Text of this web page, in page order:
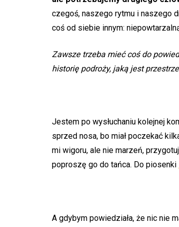
czegoś, naszego rytmu i naszego
coś od siebie innym:
Zawsze trzeba mieć coś do
historię podroży, jaką jest
Jestem po wysłuchaniu kolejnej
sprzed nosa, bo miał poczekać
mi wigoru, ale nie marzeń,
poproszę go do tańca. Do piosenki
A gdybym powiedziała, że nic nie